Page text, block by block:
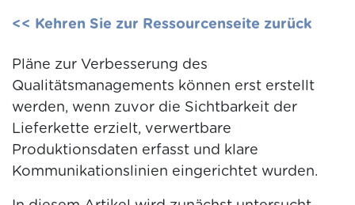
<< Kehren Sie zur Ressourcenseite zurück
Pläne zur Verbesserung des
Qualitätsmanagements können erst erstellt
werden, wenn zuvor die Sichtbarkeit der
Lieferkette erzielt, verwertbare
Produktionsdaten erfasst und klare
Kommunikationslinien eingerichtet wurden.